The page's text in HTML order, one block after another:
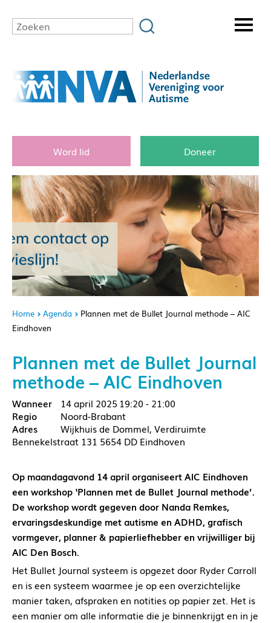
Word lid Doneer
Home Agenda
Plannen met de Bullet Journal methode – AIC
Eindhoven
Plannen met de Bullet Journal
methode – AIC Eindhoven
14 april 2025 19:20 - 21:00
Noord-Brabant
Wijkhuis de Dommel, Verdiruimte
Bennekelstraat 131 5654 DD Eindhoven
Op maandagavond 14 april organiseert AIC Eindhoven
een workshop ‘Plannen met de Bullet Journal methode’.
De workshop wordt gegeven door Nanda Remkes,
ervaringsdeskundige met autisme en ADHD, grafisch
vormgever, planner & papierliefhebber en vrijwilliger bij
AIC Den Bosch.
Het Bullet Journal systeem is opgezet door Ryder Carroll
en is een systeem waarmee je op een overzichtelijke
manier taken, afspraken en notities op papier zet. Het is
een manier om alle informatie die je binnenkrijgt en in je